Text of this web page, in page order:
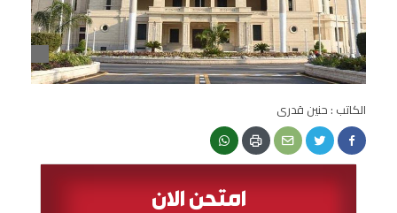
الكاتب : حنين قدرى
امتحن الان